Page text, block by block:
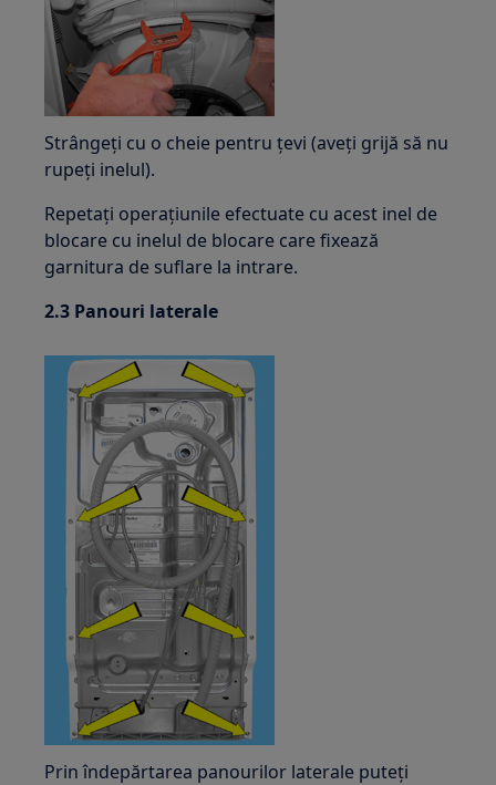
Strângeți cu o cheie pentru țevi (aveți grijă să nu
rupeți inelul).
Repetați operațiunile efectuate cu acest inel de
blocare cu inelul de blocare care fixează
garnitura de suflare la intrare.
2.3 Panouri laterale
Prin îndepărtarea panourilor laterale puteți